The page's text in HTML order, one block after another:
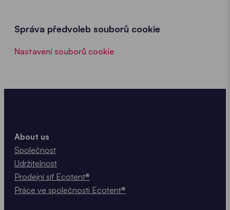
Správa předvoleb souborů cookie
Nastavení souborů cookie
About us
Společnost
Udržitelnost
Prodejní síť Ecotent®
Práce ve společnosti Ecotent®